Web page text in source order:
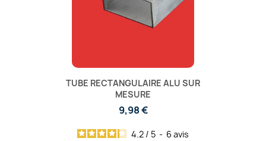
TUBE RECTANGULAIRE ALU SUR
MESURE
9,98 €
4.2 / 5 - 6 avis